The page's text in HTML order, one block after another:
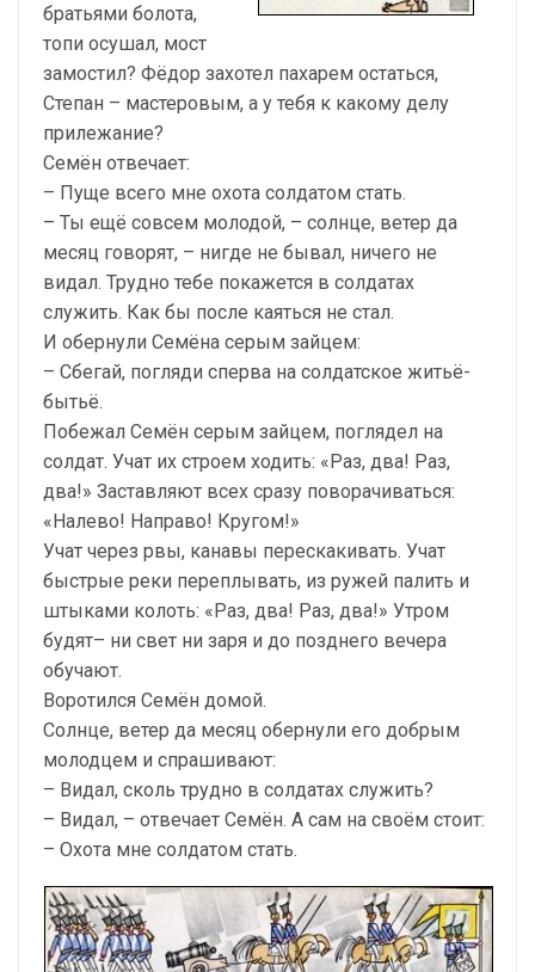
братьями болота,
топи осушал, мост
замостил? Фёдор захотел пахарем остаться,
Степан – мастеровым, а у тебя к какому делу
прилежание?
Семён отвечает:
– Пуще всего мне охота солдатом стать.
– Ты ещё совсем молодой, – солнце, ветер да
месяц говорят, – нигде не бывал, ничего не
видал. Трудно тебе покажется в солдатах
служить. Как бы после каяться не стал.
И обернули Семёна серым зайцем:
– Сбегай, погляди сперва на солдатское житьё-
бытьё.
Побежал Семён серым зайцем, поглядел на
солдат. Учат их строем ходить: «Раз, два! Раз,
два!» Заставляют всех сразу поворачиваться:
«Налево! Направо! Кругом!»
Учат через рвы, канавы перескакивать. Учат
быстрые реки переплывать, из ружей палить и
штыками колоть: «Раз, два! Раз, два!» Утром
будят– ни свет ни заря и до позднего вечера
обучают.
Воротился Семён домой.
Солнце, ветер да месяц обернули его добрым
молодцем и спрашивают:
– Видал, сколь трудно в солдатах служить?
– Видал, – отвечает Семён. А сам на своём стоит:
– Охота мне солдатом стать.